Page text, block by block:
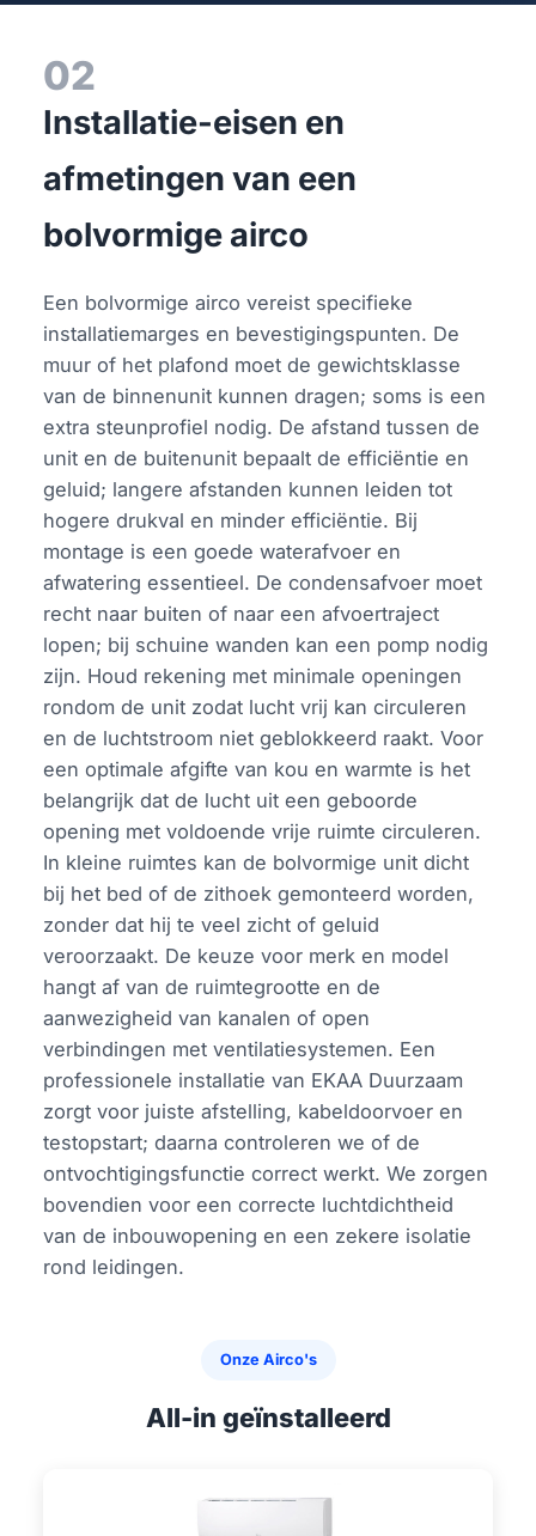
02
Installatie-eisen en
afmetingen van een
bolvormige airco
Een bolvormige airco vereist specifieke
installatiemarges en bevestigingspunten. De
muur of het plafond moet de gewichtsklasse
van de binnenunit kunnen dragen; soms is een
extra steunprofiel nodig. De afstand tussen de
unit en de buitenunit bepaalt de efficiëntie en
geluid; langere afstanden kunnen leiden tot
hogere drukval en minder efficiëntie. Bij
montage is een goede waterafvoer en
afwatering essentieel. De condensafvoer moet
recht naar buiten of naar een afvoertraject
lopen; bij schuine wanden kan een pomp nodig
zijn. Houd rekening met minimale openingen
rondom de unit zodat lucht vrij kan circuleren
en de luchtstroom niet geblokkeerd raakt. Voor
een optimale afgifte van kou en warmte is het
belangrijk dat de lucht uit een geboorde
opening met voldoende vrije ruimte circuleren.
In kleine ruimtes kan de bolvormige unit dicht
bij het bed of de zithoek gemonteerd worden,
zonder dat hij te veel zicht of geluid
veroorzaakt. De keuze voor merk en model
hangt af van de ruimtegrootte en de
aanwezigheid van kanalen of open
verbindingen met ventilatiesystemen. Een
professionele installatie van EKAA Duurzaam
zorgt voor juiste afstelling, kabeldoorvoer en
testopstart; daarna controleren we of de
ontvochtigingsfunctie correct werkt. We zorgen
bovendien voor een correcte luchtdichtheid
van de inbouwopening en een zekere isolatie
rond leidingen.
Onze Airco's
All-in geïnstalleerd